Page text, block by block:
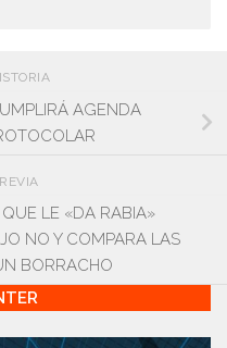
AGENDA
LE «DA RABIA»
NO Y COMPARA LAS
BORRACHO